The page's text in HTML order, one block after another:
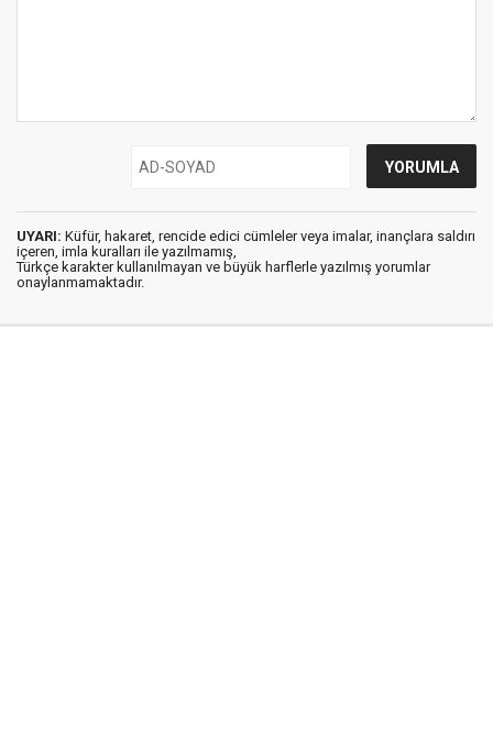
UYARI: Küfür, hakaret, rencide edici cümleler veya imalar, inançlara saldırı
içeren, imla kuralları ile yazılmamış,
Türkçe karakter kullanılmayan ve büyük harflerle yazılmış yorumlar
onaylanmamaktadır.